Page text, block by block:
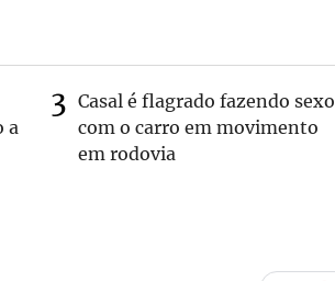
a
Casal é flagrado fazendo sexo
com o carro em movimento
em rodovia